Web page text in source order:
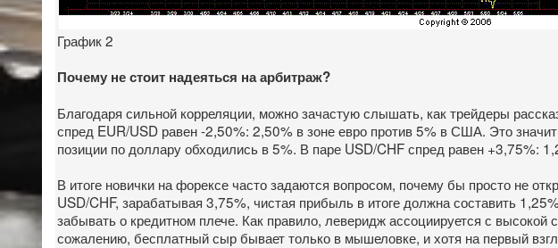
График 2
Почему не стоит надеяться на арбитраж?
Благодаря сильной корреляции, можно зачастую слышать, как трейдеры
спред EUR/USD равен -2,50%: 2,50% в зоне евро против 5% в США. Это
позиции по доллару обходились в 5%. В паре USD/CHF спред равен +3,75%:
В итоге новички на форексе часто задаются вопросом, почему бы просто не
USD/CHF, зарабатывая 3,75%, чистая прибыль в итоге должна составить
забывать о кредитном плече. Как правило, леверидж ассоциируется с
сожалению, бесплатный сыр бывает только в мышеловке, и хотя на первый